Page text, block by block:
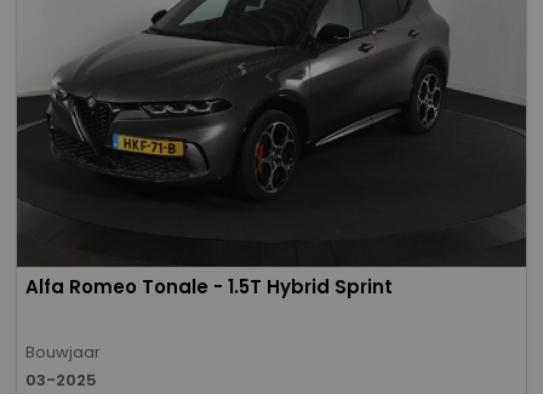
Alfa Romeo Tonale - 1.5T Hybrid Sprint
Bouwjaar
03-2025